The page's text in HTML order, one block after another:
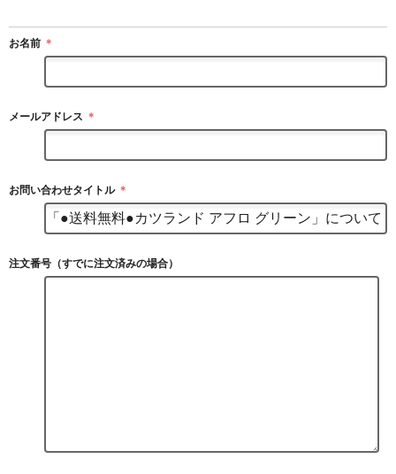
お名前 ＊
メールアドレス ＊
お問い合わせタイトル ＊
注文番号（すでに注文済みの場合）